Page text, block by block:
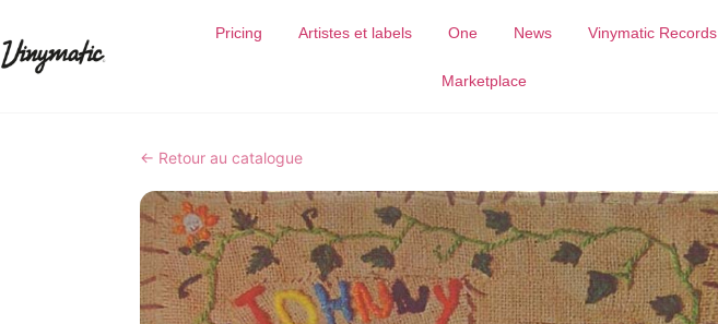
Pricing Artistes et labels One News Vinymatic Records
Marketplace
← Retour au catalogue